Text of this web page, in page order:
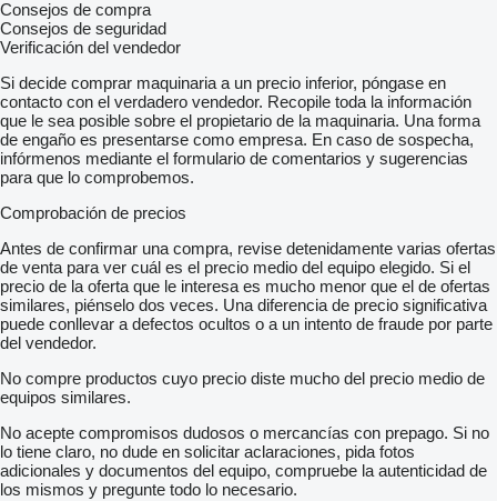
Consejos de compra
Consejos de seguridad
Verificación del vendedor
Si decide comprar maquinaria a un precio inferior, póngase en
contacto con el verdadero vendedor. Recopile toda la información
que le sea posible sobre el propietario de la maquinaria. Una forma
de engaño es presentarse como empresa. En caso de sospecha,
infórmenos mediante el formulario de comentarios y sugerencias
para que lo comprobemos.
Comprobación de precios
Antes de confirmar una compra, revise detenidamente varias ofertas
de venta para ver cuál es el precio medio del equipo elegido. Si el
precio de la oferta que le interesa es mucho menor que el de ofertas
similares, piénselo dos veces. Una diferencia de precio significativa
puede conllevar a defectos ocultos o a un intento de fraude por parte
del vendedor.
No compre productos cuyo precio diste mucho del precio medio de
equipos similares.
No acepte compromisos dudosos o mercancías con prepago. Si no
lo tiene claro, no dude en solicitar aclaraciones, pida fotos
adicionales y documentos del equipo, compruebe la autenticidad de
los mismos y pregunte todo lo necesario.